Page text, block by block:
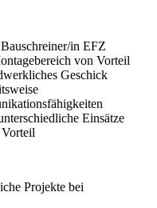
in EFZ
von Vorteil
Geschick
Einsätze
Projekte bei